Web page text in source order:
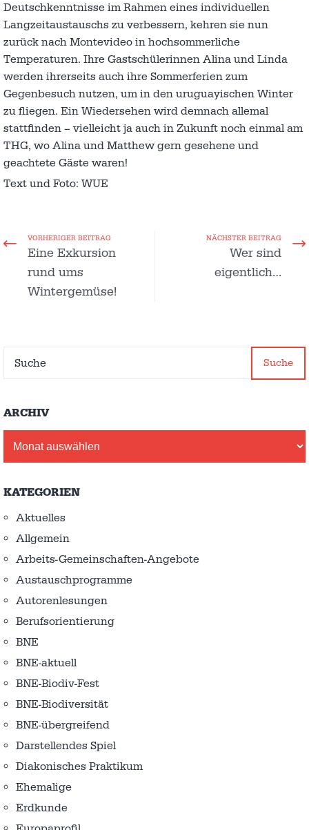
Deutschkenntnisse im Rahmen eines individuellen
Langzeitaustauschs zu verbessern, kehren sie nun
zurück nach Montevideo in hochsommerliche
Temperaturen. Ihre Gastschülerinnen Alina und Linda
werden ihrerseits auch ihre Sommerferien zum
Gegenbesuch nutzen, um in den uruguayischen Winter
zu fliegen. Ein Wiedersehen wird demnach allemal
stattfinden – vielleicht ja auch in Zukunft noch einmal am
THG, wo Alina und Matthew gern gesehene und
geachtete Gäste waren!
Text und Foto: WUE
VORHERIGER BEITRAG
Eine Exkursion
rund ums
Wintergemüse!
NÄCHSTER BEITRAG
Wer sind
eigentlich…
Suche
ARCHIV
KATEGORIEN
Aktuelles
Allgemein
Arbeits-Gemeinschaften-Angebote
Austausch­programme
Autorenlesungen
Berufsorientierung
BNE
BNE-aktuell
BNE-Biodiv-Fest
BNE-Biodiversität
BNE-übergreifend
Darstellendes Spiel
Diakonisches Praktikum
Ehemalige
Erdkunde